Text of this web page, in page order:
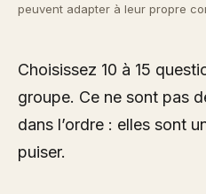
peuvent adapter à leur propre
Choisissez 10 à 15
groupe. Ce ne sont pas
dans l’ordre : elles sont
puiser.